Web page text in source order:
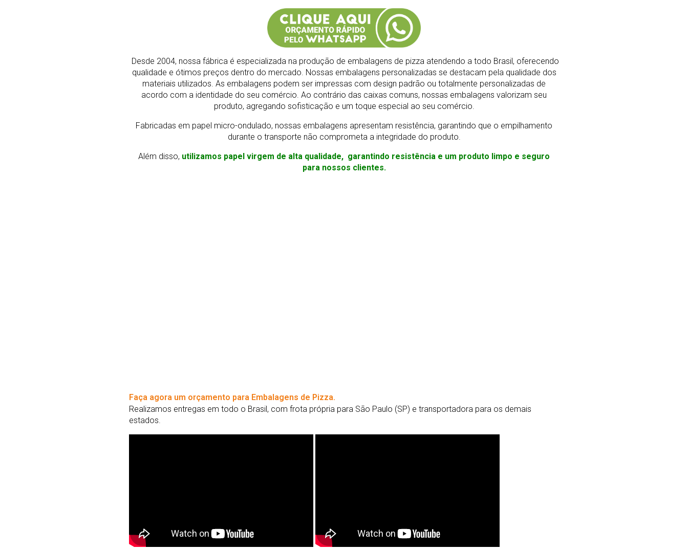
Desde 2004, nossa fábrica é especializada na produção de embalagens de pizza atendendo a todo Brasil, oferecendo
qualidade e ótimos preços dentro do mercado. Nossas embalagens personalizadas se destacam pela qualidade dos
materiais utilizados. As embalagens podem ser impressas com design padrão ou totalmente personalizadas de
acordo com a identidade do seu comércio. Ao contrário das caixas comuns, nossas embalagens valorizam seu
produto, agregando sofisticação e um toque especial ao seu comércio.
Fabricadas em papel micro-ondulado, nossas embalagens apresentam resistência, garantindo que o empilhamento
durante o transporte não comprometa a integridade do produto.
Além disso, utilizamos papel virgem de alta qualidade, garantindo resistência e um produto limpo e seguro
para nossos clientes.
Faça agora um orçamento para Embalagens de Pizza.
Realizamos entregas em todo o Brasil, com frota própria para São Paulo (SP) e transportadora para os demais
estados.